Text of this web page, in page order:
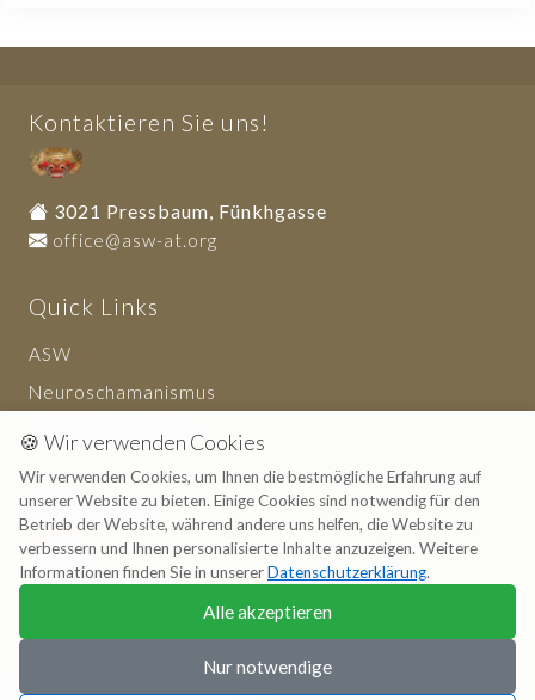
Kontaktieren Sie uns!
3021 Pressbaum, Fünkhgasse
office@asw-at.org
Quick Links
ASW
Neuroschamanismus
Haftungsausschluss
Ressourcen
Artikel
🍪 Wir verwenden Cookies
Wir verwenden Cookies, um Ihnen die bestmögliche Erfahrung auf
unserer Website zu bieten. Einige Cookies sind notwendig für den
Betrieb der Website, während andere uns helfen, die Website zu
verbessern und Ihnen personalisierte Inhalte anzuzeigen. Weitere
Informationen finden Sie in unsererDatenschutzerklärung.
Alle akzeptieren
Nur notwendige